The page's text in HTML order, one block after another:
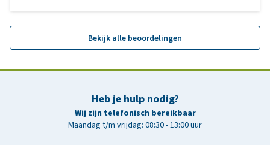
Bekijk alle beoordelingen
Heb je hulp nodig?
Wij zijn telefonisch bereikbaar
Maandag t/m vrijdag: 08:30 - 13:00 uur